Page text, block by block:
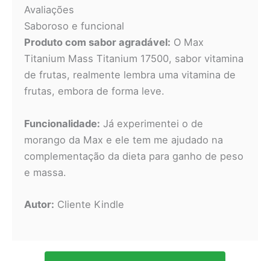
Avaliações
Saboroso e funcional
Produto com sabor agradável: O Max
Titanium Mass Titanium 17500, sabor vitamina
de frutas, realmente lembra uma vitamina de
frutas, embora de forma leve.
Funcionalidade: Já experimentei o de
morango da Max e ele tem me ajudado na
complementação da dieta para ganho de peso
e massa.
Autor: Cliente Kindle